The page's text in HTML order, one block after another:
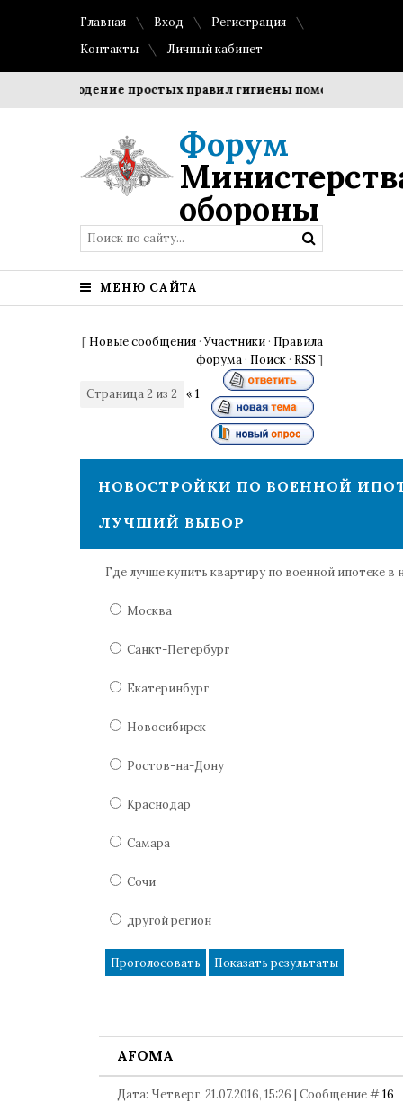
Главная Вход
Регистрация
Контакты
Личный кабинет
Соблюдение простых правил гигиены помогает
Форум
обороны
МЕНЮ САЙТА
[ Новые сообщения ·Участники · Правила
форума · Поиск · RSS ]
Страница2 из 2 « 1
НОВОСТРОЙКИ ПО ВОЕННОЙ
ЛУЧШИЙ ВЫБОР
Где лучше купить квартиру по военной ипотеке в
Москва
Санкт-Петербург
Екатеринбург
Новосибирск
Ростов-на-Дону
Краснодар
Самара
Сочи
другой регион
AFOMA
Дата: Четверг, 21.07.2016, 15:26 | Сообщение #16